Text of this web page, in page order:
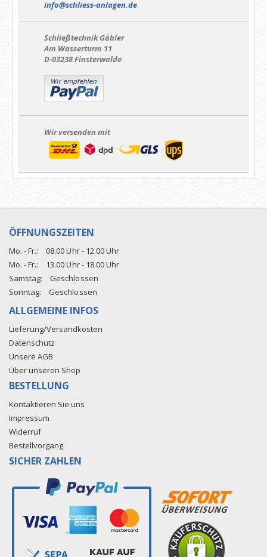
info@schliess-anlagen.de
Schließtechnik Gäbler
Am Wasserturm 11
D-03238 Finsterwalde
Wir versenden mit
ÖFFNUNGSZEITEN
Mo. - Fr.:
08.00 Uhr - 12.00 Uhr
Mo. - Fr.:
13.00 Uhr - 18.00 Uhr
Samstag:
Geschlossen
Sonntag:
Geschlossen
ALLGEMEINE INFOS
Lieferung/Versandkosten
Datenschutz
Unsere AGB
Über unseren Shop
BESTELLUNG
Kontaktieren Sie uns
Impressum
Widerruf
Bestellvorgang
SICHER ZAHLEN